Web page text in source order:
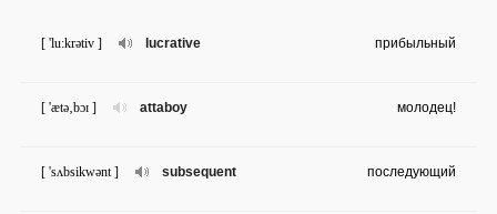
lucrative
[ 'lu:krətiv ] прибыльный
attaboy
[ 'ætə‚bɔɪ ] молодец!
subsequent
[ 'sʌbsikwənt ] последующий